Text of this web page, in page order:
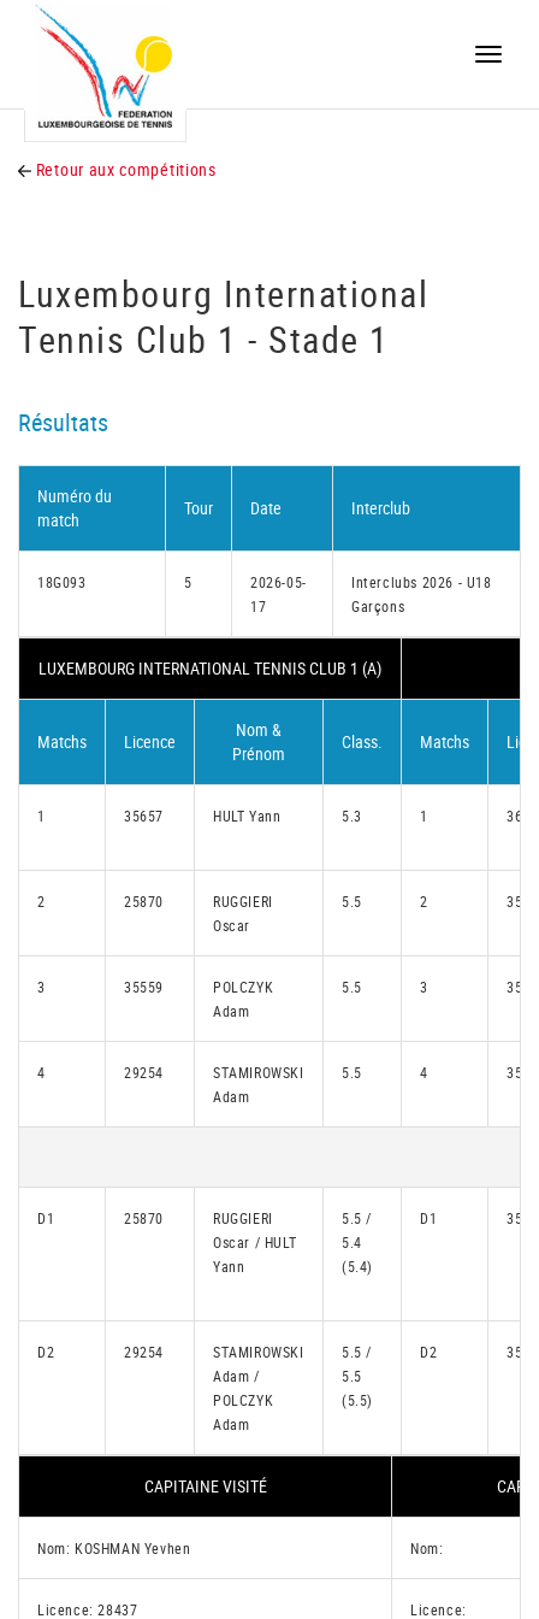
Toggle
Retour aux compétitions
Luxembourg International
Tennis Club 1 - Stade 1
Résultats
Numéro du
match
Tour Date Interclub
18G093 5
2026-05-
17
Interclubs 2026 - U18
Garçons
LUXEMBOURG INTERNATIONAL TENNIS CLUB 1 (A)
Matchs Licence
Nom &
Prénom
Class. Matchs
1 35657 HULT Yann 5.3 1
2 25870
RUGGIERI
Oscar
5.5 2
3 35559
POLCZYK
Adam
5.5 3
4 29254
STAMIROWSKI
Adam
5.5 4
D1 25870
RUGGIERI
Oscar / HULT
Yann
5.5 /
5.4
(5.4)
D1
D2 29254
STAMIROWSKI
Adam /
POLCZYK
Adam
5.5 /
5.5
(5.5)
D2
CAPITAINE VISITÉ
Nom: KOSHMAN Yevhen Nom:
Licence: 28437 Licence: